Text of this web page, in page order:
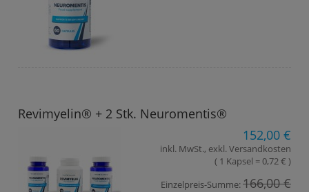
Revimyelin® + 2 Stk. Neuromentis®
152,00 €
inkl. MwSt., exkl. Versandkosten
( 1 Kapsel = 0,72 € )
Einzelpreis-Summe:166,00 €